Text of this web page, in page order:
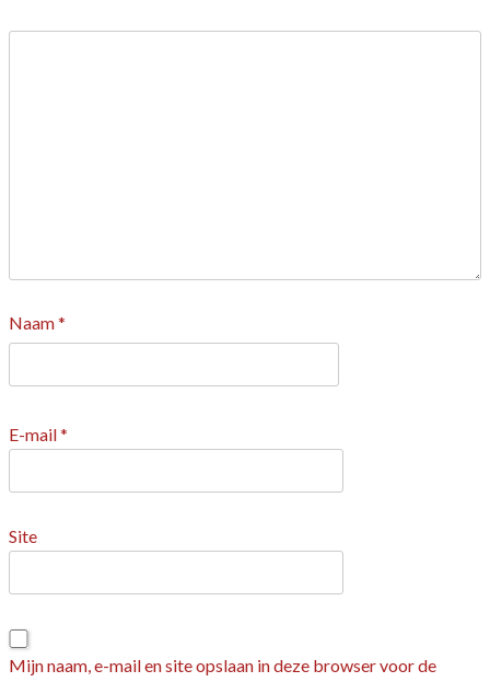
Naam*
E-mail*
Site
Mijn naam, e-mail en site opslaan in deze browser voor de